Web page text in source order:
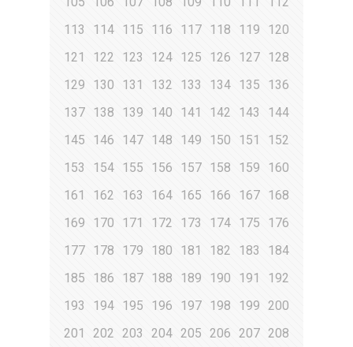
113
114 115 116 117 118 119
120
121
122 123 124 125 126 127 128
129
130 131 132 133 134 135
136
137 138 139 140 141 142 143
144
145
146 147 148 149 150 151
152
153
154 155 156 157 158 159
160
161
162 163 164 165 166 167 168
169
170 171 172 173 174 175
176
177 178 179 180 181 182 183
184
185
186 187 188 189 190 191
192
193
194 195 196 197 198 199 200
201
202 203 204 205 206 207 208